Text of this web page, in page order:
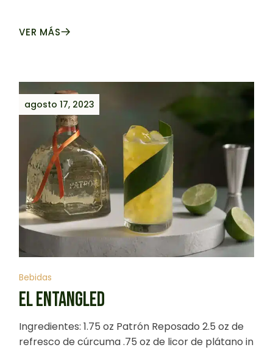
VER MÁS
agosto 17, 2023
Bebidas
EL ENTANGLED
Ingredientes: 1.75 oz Patrón Reposado 2.5 oz de
refresco de cúrcuma .75 oz de licor de plátano in